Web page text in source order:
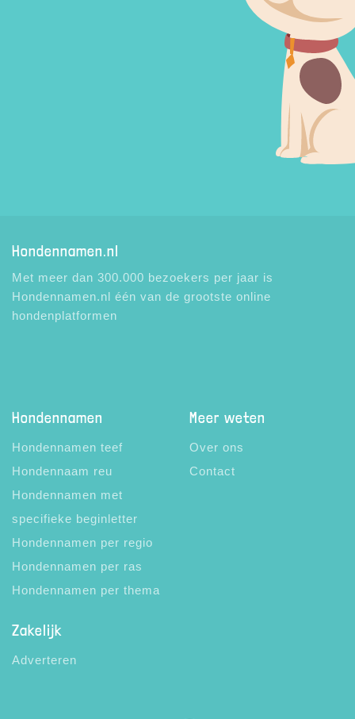
Hondennamen.nl
Met meer dan 300.000 bezoekers per jaar is
Hondennamen.nl één van de grootste online
hondenplatformen
Hondennamen
Hondennamen teef
Hondennaam reu
Hondennamen met
specifieke beginletter
Hondennamen per regio
Hondennamen per ras
Hondennamen per thema
Meer weten
Over ons
Contact
Zakelijk
Adverteren